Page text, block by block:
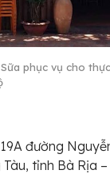
phục vụ cho
đường
tỉnh Bà Rịa –